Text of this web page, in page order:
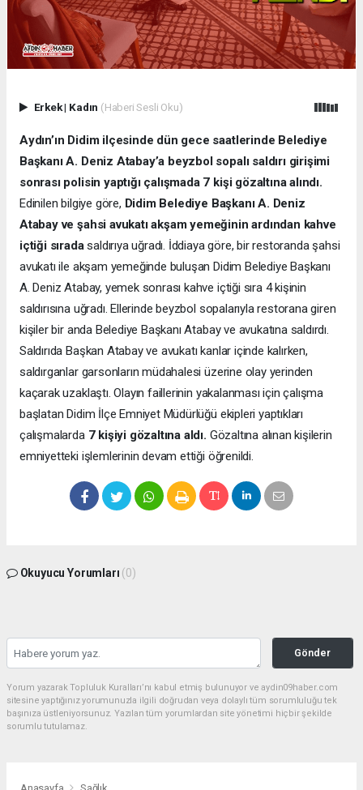
Erkek| Kadın (Haberi Sesli Oku)
Aydın’ın Didim ilçesinde dün gece saatlerinde Belediye
Başkanı A. Deniz Atabay’a beyzbol sopalı saldırı girişimi
sonrası polisin yaptığı çalışmada 7 kişi gözaltına alındı.
Edinilen bilgiye göre, Didim Belediye Başkanı A. Deniz
Atabay ve şahsi avukatı akşam yemeğinin ardından kahve
içtiği sıradasaldırıya uğradı. İddiaya göre, bir restoranda şahsi
avukatı ile akşam yemeğinde buluşan Didim Belediye Başkanı
A. Deniz Atabay, yemek sonrası kahve içtiği sıra 4 kişinin
saldırısına uğradı. Ellerinde beyzbol sopalarıyla restorana giren
kişiler bir anda Belediye Başkanı Atabay ve avukatına saldırdı.
Saldırıda Başkan Atabay ve avukatı kanlar içinde kalırken,
saldırganlar garsonların müdahalesi üzerine olay yerinden
kaçarak uzaklaştı. Olayın faillerinin yakalanması için çalışma
başlatan Didim İlçe Emniyet Müdürlüğü ekipleri yaptıkları
çalışmalarda7 kişiyi gözaltına aldı. Gözaltına alınan kişilerin
emniyetteki işlemlerinin devam ettiği öğrenildi.
Okuyucu Yorumları (0)
Gönder
Yorum yazarak Topluluk Kuralları’nı kabul etmiş bulunuyor ve aydin09haber.com
sitesine yaptığınız yorumunuzla ilgili doğrudan veya dolaylı tüm sorumluluğu tek
başınıza üstleniyorsunuz. Yazılan tüm yorumlardan site yönetimi hiçbir şekilde
sorumlu tutulamaz.